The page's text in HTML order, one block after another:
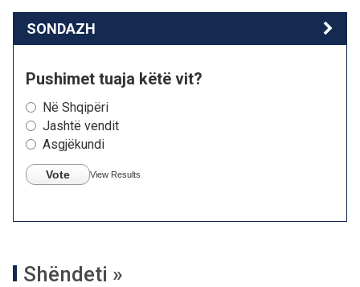
SONDAZH
Pushimet tuaja këtë vit?
Në Shqipëri
Jashtë vendit
Asgjëkundi
Vote View Results
Shëndeti »